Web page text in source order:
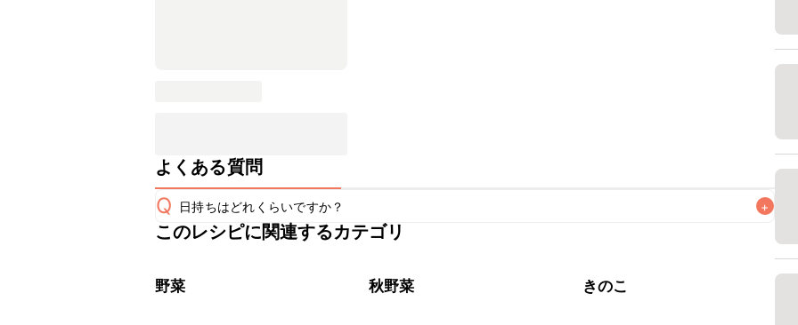
よくある質問
Q 日持ちはどれくらいですか？ +
保存期間は冷蔵で翌日中が目安です。なるべくお早めにお召し上がりください。
※日持ちは目安です。
このレシピに関連するカテゴリ
野菜 秋野菜 きのこ